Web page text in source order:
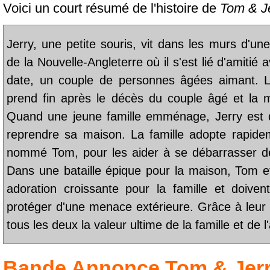
Voici un court résumé de l'histoire de Tom &
Jerry, une petite souris, vit dans les murs
de la Nouvelle-Angleterre où il s'est lié d'amitié
date, un couple de personnes âgées aimant.
prend fin après le décès du couple âgé et la
Quand une jeune famille emménage, Jerry
reprendre sa maison. La famille adopte
nommé Tom, pour les aider à se débarrasser
Dans une bataille épique pour la maison, Tom
adoration croissante pour la famille et
protéger d'une menace extérieure. Grâce à
tous les deux la valeur ultime de la famille et de